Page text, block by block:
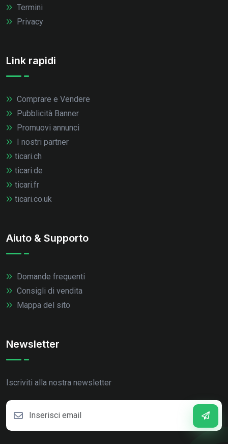
Termini
Privacy
Link rapidi
Comprare e Vendere
Pubblicità Banner
Promuovi annunci
I nostri partner
ticari.ch
ticari.de
ticari.fr
ticari.co.uk
Aiuto & Supporto
Domande frequenti
Consigli di vendita
Mappa del sito
Newsletter
Iscriviti alla nostra newsletter